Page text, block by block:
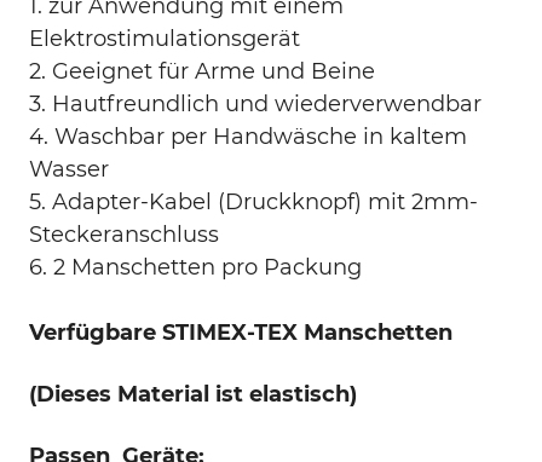
1. zur Anwendung mit einem
Elektrostimulationsgerät
2. Geeignet für Arme und Beine
3. Hautfreundlich und wiederverwendbar
4. Waschbar per Handwäsche in kaltem
Wasser
5. Adapter-Kabel (Druckknopf) mit 2mm-
Steckeranschluss
6. 2 Manschetten pro Packung
Verfügbare STIMEX-TEX Manschetten
(Dieses Material ist elastisch)
Passen Geräte: